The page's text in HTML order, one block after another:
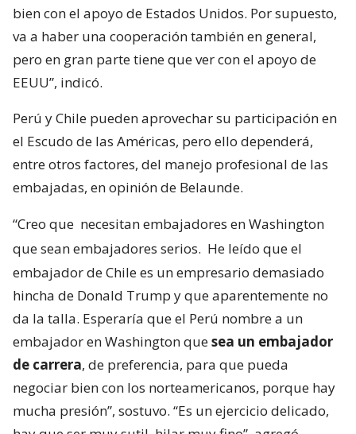
bien con el apoyo de Estados Unidos. Por supuesto,
va a haber una cooperación también en general,
pero en gran parte tiene que ver con el apoyo de
EEUU”, indicó.
Perú y Chile pueden aprovechar su participación en
el Escudo de las Américas, pero ello dependerá,
entre otros factores, del manejo profesional de las
embajadas, en opinión de Belaunde.
“Creo que necesitan embajadores en Washington
que sean embajadores serios. He leído que el
embajador de Chile es un empresario demasiado
hincha de Donald Trump y que aparentemente no
da la talla. Esperaría que el Perú nombre a un
embajador en Washington quesea un embajador
de carrera, de preferencia, para que pueda
negociar bien con los norteamericanos, porque hay
mucha presión”, sostuvo. “Es un ejercicio delicado,